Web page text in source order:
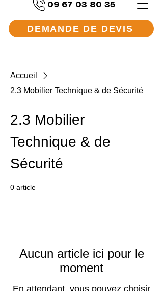
09 67 03 80 35
DEMANDE DE DEVIS
Accueil
2.3 Mobilier Technique & de Sécurité
2.3 Mobilier
Technique & de
Sécurité
0 article
Aucun article ici pour le
moment
En attendant, vous pouvez choisir